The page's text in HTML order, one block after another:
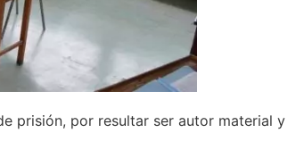
prisión, por resultar ser autor material y